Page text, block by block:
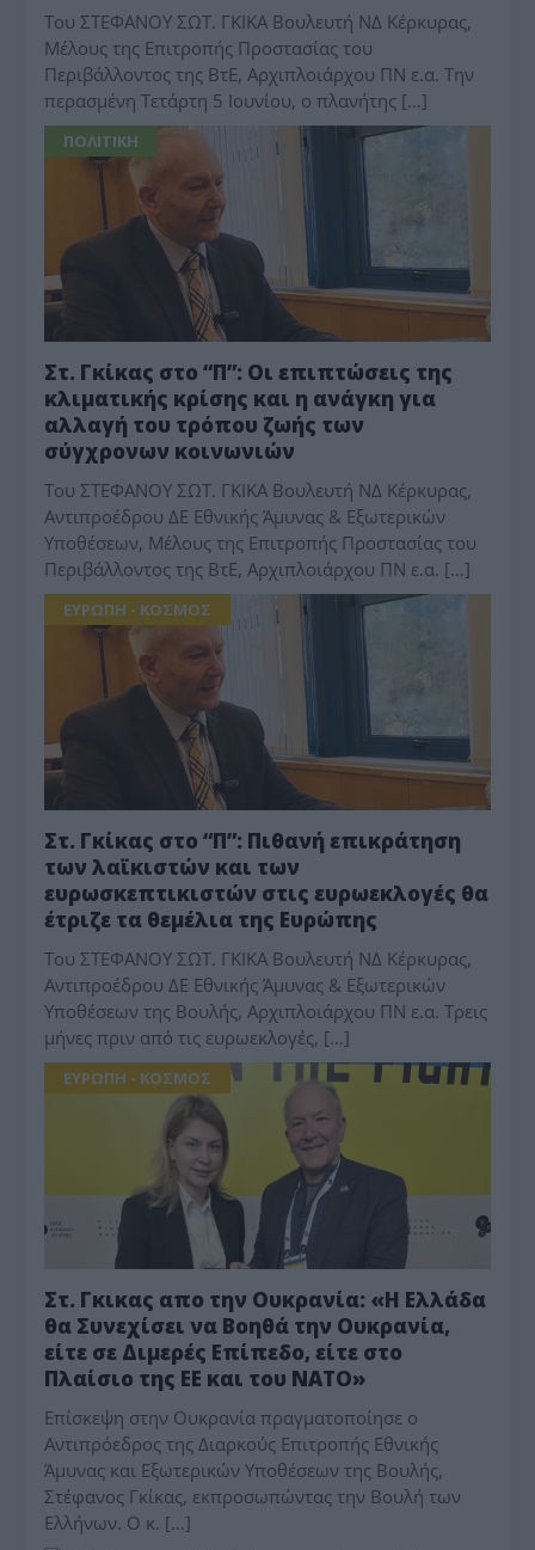
Του ΣΤΕΦΑΝΟΥ ΣΩΤ. ΓΚΙΚΑ Βουλευτή ΝΔ Κέρκυρας,
Μέλους της Επιτροπής Προστασίας του
Περιβάλλοντος της ΒτΕ, Αρχιπλοιάρχου ΠΝ ε.α. Την
περασμένη Τετάρτη 5 Ιουνίου, ο πλανήτης […]
ΠΟΛΙΤΙΚΗ
Στ. Γκίκας στο “Π”: Οι επιπτώσεις της
κλιματικής κρίσης και η ανάγκη για
αλλαγή του τρόπου ζωής των
σύγχρονων κοινωνιών
Tου ΣΤΕΦΑΝΟΥ ΣΩΤ. ΓΚΙΚΑ Βουλευτή ΝΔ Κέρκυρας,
Αντιπροέδρου ΔΕ Εθνικής Άμυνας & Εξωτερικών
Υποθέσεων, Μέλους της Επιτροπής Προστασίας του
Περιβάλλοντος της ΒτΕ, Αρχιπλοιάρχου ΠΝ ε.α. […]
ΕΥΡΩΠΗ - ΚΟΣΜΟΣ
Στ. Γκίκας στο “Π”: Πιθανή επικράτηση
των λαϊκιστών και των
ευρωσκεπτικιστών στις ευρωεκλογές θα
έτριζε τα θεμέλια της Ευρώπης
Του ΣΤΕΦΑΝΟΥ ΣΩΤ. ΓΚΙΚΑ Βουλευτή ΝΔ Κέρκυρας,
Αντιπροέδρου ΔΕ Εθνικής Άμυνας & Εξωτερικών
Υποθέσεων της Βουλής, Αρχιπλοιάρχου ΠΝ ε.α. Τρεις
μήνες πριν από τις ευρωεκλογές, […]
ΕΥΡΩΠΗ - ΚΟΣΜΟΣ
Στ. Γκικας απο την Ουκρανία: «Η Ελλάδα
θα Συνεχίσει να Βοηθά την Ουκρανία,
είτε σε Διμερές Επίπεδο, είτε στο
Πλαίσιο της ΕΕ και του ΝΑΤΟ»
Επίσκεψη στην Ουκρανία πραγματοποίησε ο
Αντιπρόεδρος της Διαρκούς Επιτροπής Εθνικής
Άμυνας και Εξωτερικών Υποθέσεων της Βουλής,
Στέφανος Γκίκας, εκπροσωπώντας την Βουλή των
Ελλήνων. Ο κ. […]